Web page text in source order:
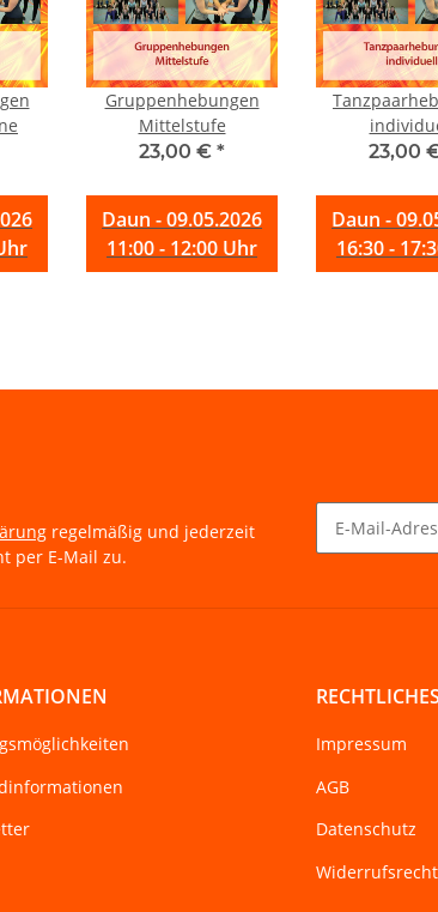
Gruppenhebungen
Mittelstufe
23,00 € *
Daun - 09.05.2026
11:00 - 12:00 Uhr
23,00
Daun -
16:30 -
regelmäßig und jederzeit
per E-Mail zu.
RECHTLICHES
Impressum
AGB
Datenschutz
Widerrufsrecht